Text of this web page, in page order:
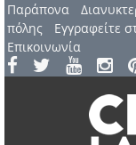
Παράπονα
πόλης
Εγγραφείτε
Επικοινωνία